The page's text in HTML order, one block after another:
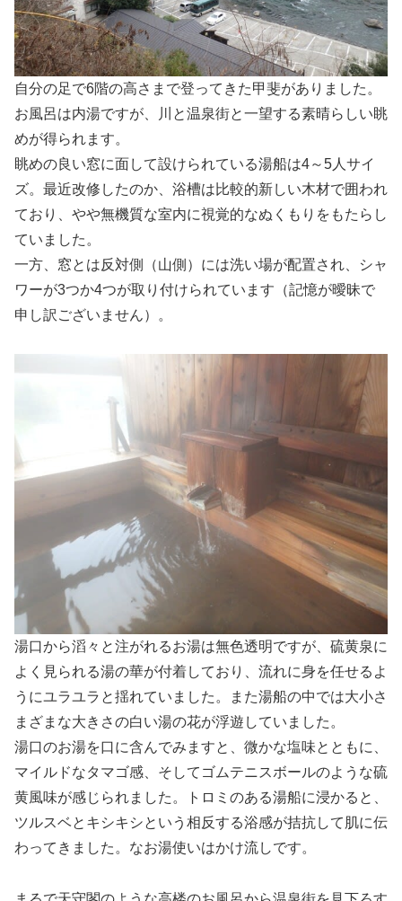
自分の足で6階の高さまで登ってきた甲斐がありました。
お風呂は内湯ですが、川と温泉街と一望する素晴らしい眺
めが得られます。
眺めの良い窓に面して設けられている湯船は4～5人サイ
ズ。最近改修したのか、浴槽は比較的新しい木材で囲われ
ており、やや無機質な室内に視覚的なぬくもりをもたらし
ていました。
一方、窓とは反対側（山側）には洗い場が配置され、シャ
ワーが3つか4つが取り付けられています（記憶が曖昧で
申し訳ございません）。
湯口から滔々と注がれるお湯は無色透明ですが、硫黄泉に
よく見られる湯の華が付着しており、流れに身を任せるよ
うにユラユラと揺れていました。また湯船の中では大小さ
まざまな大きさの白い湯の花が浮遊していました。
湯口のお湯を口に含んでみますと、微かな塩味とともに、
マイルドなタマゴ感、そしてゴムテニスボールのような硫
黄風味が感じられました。トロミのある湯船に浸かると、
ツルスベとキシキシという相反する浴感が拮抗して肌に伝
わってきました。なお湯使いはかけ流しです。